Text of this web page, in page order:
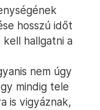
hosszú időt
hallgatni a
nem úgy
mindig tele
is vigyáznak,